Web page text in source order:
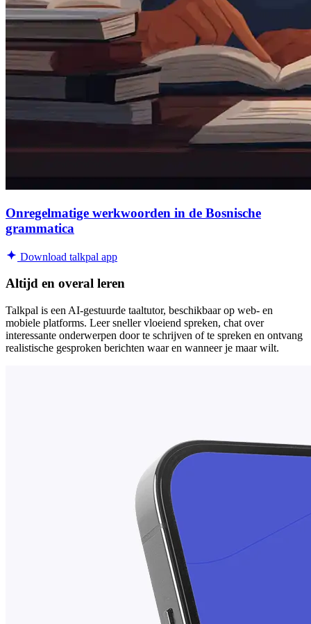
Onregelmatige werkwoorden in de Bosnische
grammatica
Download talkpal app
Altijd en overal leren
Talkpal is een AI-gestuurde taaltutor, beschikbaar op web- en
mobiele platforms. Leer sneller vloeiend spreken, chat over
interessante onderwerpen door te schrijven of te spreken en ontvang
realistische gesproken berichten waar en wanneer je maar wilt.